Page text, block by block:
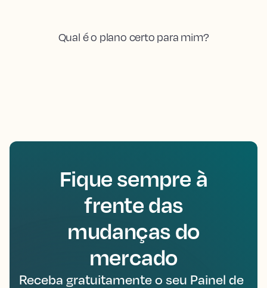
Qual é o plano certo para mim?
Fique sempre à
frente das
mudanças do
mercado
Receba gratuitamente o seu Painel de